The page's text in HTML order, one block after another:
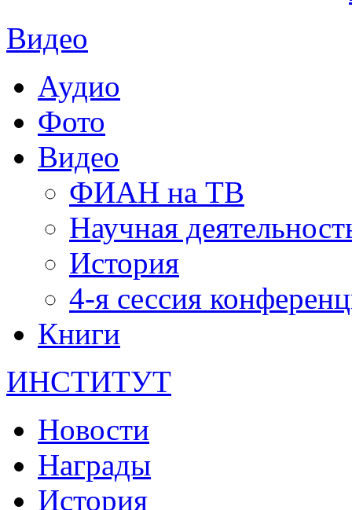
Видео
Аудио
Фото
Видео
ФИАН на ТВ
Научная
История
4-я сессия
Книги
ИНСТИТУТ
Новости
Награды
История